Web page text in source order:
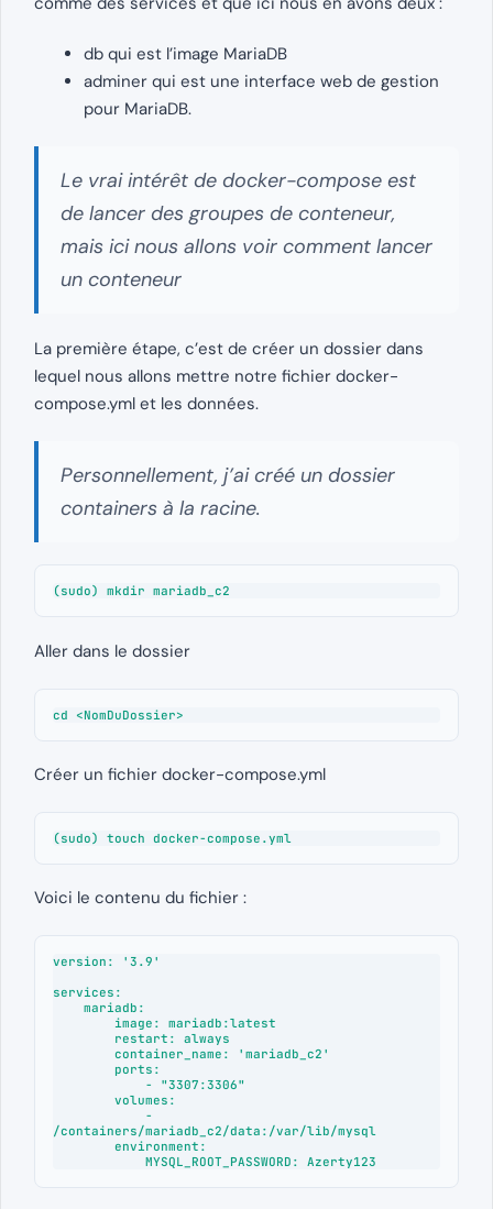
db qui est l’image MariaDB
adminer qui est une interface web de gestion
pour MariaDB.
Le vrai intérêt de docker-compose est
de lancer des groupes de conteneur,
mais ici nous allons voir comment lancer
un conteneur
La première étape, c’est de créer un dossier dans
lequel nous allons mettre notre fichier docker-
compose.yml et les données.
Personnellement, j’ai créé un dossier
containers à la racine.
(sudo) mkdir mariadb_c2
Aller dans le dossier
cd <NomDuDossier>
Créer un fichier docker-compose.yml
(sudo) touch docker-compose.yml
Voici le contenu du fichier :
version: '3.9'
services:
/containers/mariadb_c2/data:/var/lib/mysql
            MYSQL_ROOT_PASSWORD: Azerty123